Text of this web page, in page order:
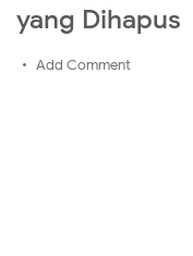
yang Dihapus
Add Comment